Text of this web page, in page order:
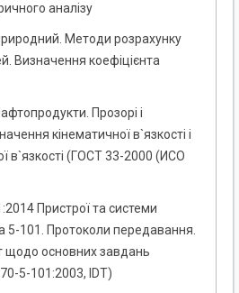
аналізу
Методи розрахунку
Визначення коефіцієнта
Прозорі і
кінематичної в`язкості і
в`язкості (ГОСТ 33-2000 (ИСО
Пристрої та системи
5-101. Протоколи передавання.
щодо основних завдань
5-101:2003, IDT)